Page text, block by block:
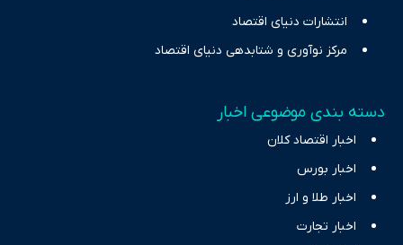
انتشارات دنیای اقتصاد
مرکز نوآوری و شتابدهی دنیای اقتصاد
دسته بندی موضوعی اخبار
اخبار اقتصاد کلان
اخبار بورس
اخبار طلا و ارز
اخبار تجارت